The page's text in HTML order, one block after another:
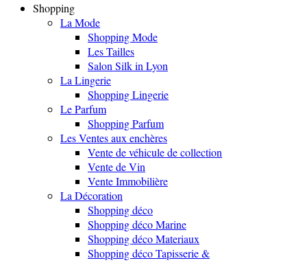
Shopping
La Mode
Shopping Mode
Les Tailles
Salon Silk in Lyon
La Lingerie
Shopping Lingerie
Le Parfum
Shopping Parfum
Les Ventes aux enchères
Vente de véhicule de collection
Vente de Vin
Vente Immobilière
La Décoration
Shopping déco
Shopping déco Marine
Shopping déco Materiaux
Shopping déco Tapisserie &